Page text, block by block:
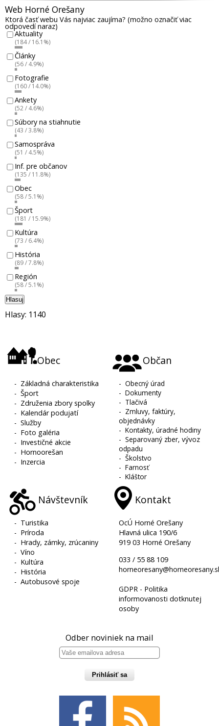
Web Horné Orešany
Ktorá časť webu Vás najviac zaujíma? (možno označiť viac
odpovedí naraz)
Aktuality
(184 / 16.1%)
Články
(56 / 4.9%)
Fotografie
(160 / 14.0%)
Ankety
(52 / 4.6%)
Súbory na stiahnutie
(43 / 3.8%)
Samospráva
(51 / 4.5%)
Inf. pre občanov
(135 / 11.8%)
Obec
(58 / 5.1%)
Šport
(181 / 15.9%)
Kultúra
(73 / 6.4%)
História
(89 / 7.8%)
Región
(58 / 5.1%)
Hlasuj
Hlasy: 1140
Obec
- Základná charakteristika
-Šport
- Združenia zbory spolky
- Kalendár podujatí
-Služby
- Foto galéria
- Investičné akcie
- Hornoorešan
- Inzercia
Občan
-Obecný úrad
-Dokumenty
- Tlačivá
- Zmluvy, faktúry,
objednávky
-Kontakty, úradné hodiny
-Separovaný zber, vývoz
odpadu
-Školstvo
-Farnosť
-Kláštor
Návštevník
- Turistika
- Príroda
- Hrady, zámky, zrúcaniny
-Víno
- Kultúra
- História
-Autobusové spoje
Kontakt
OcÚ Horné Orešany
Hlavná ulica 190/6
919 03 Horné Orešany
033 / 55 88 109
GDPR - Politika
informovanosti dotknutej
osoby
Odber noviniek na mail
Prihlásiť sa